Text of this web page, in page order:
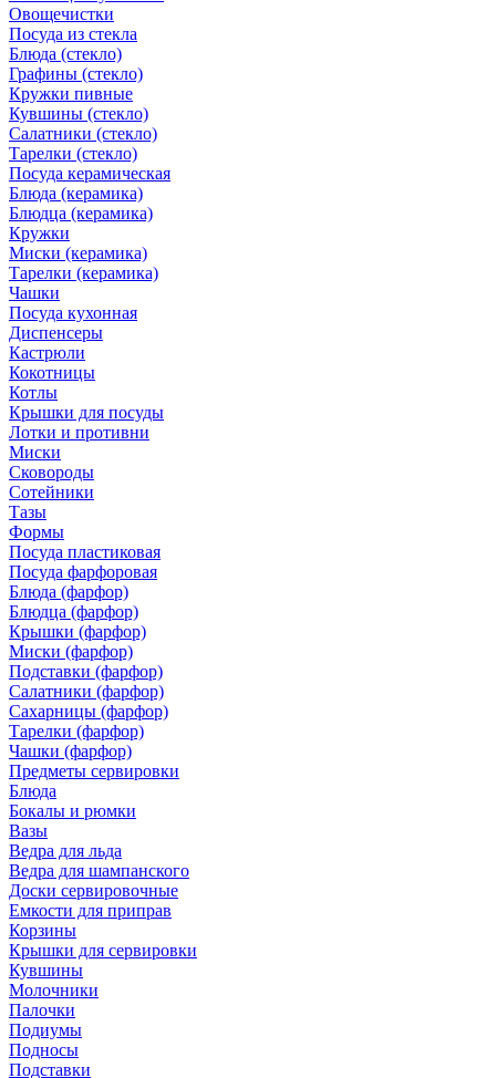
Овощечистки
Посуда из стекла
Блюда (стекло)
Графины (стекло)
Кружки пивные
Кувшины (стекло)
Салатники (стекло)
Тарелки (стекло)
Посуда керамическая
Блюда (керамика)
Блюдца (керамика)
Кружки
Миски (керамика)
Тарелки (керамика)
Чашки
Посуда кухонная
Диспенсеры
Кастрюли
Кокотницы
Котлы
Крышки для посуды
Лотки и противни
Миски
Сковороды
Сотейники
Тазы
Формы
Посуда пластиковая
Посуда фарфоровая
Блюда (фарфор)
Блюдца (фарфор)
Крышки (фарфор)
Миски (фарфор)
Подставки (фарфор)
Салатники (фарфор)
Сахарницы (фарфор)
Тарелки (фарфор)
Чашки (фарфор)
Предметы сервировки
Блюда
Бокалы и рюмки
Вазы
Ведра для льда
Ведра для шампанского
Доски сервировочные
Емкости для приправ
Корзины
Крышки для сервировки
Кувшины
Молочники
Палочки
Подиумы
Подносы
Подставки